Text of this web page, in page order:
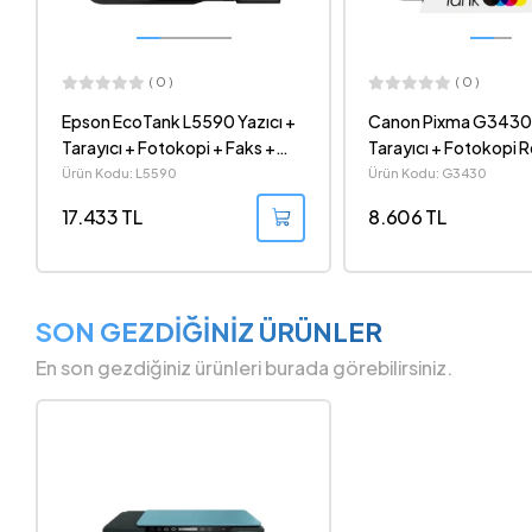
( 0 )
Canon Pixma G3430 Wi-Fi +
Tarayıcı + Fotokopi Renkli Çok
Fonksiyonlu Mürekkep Tanklı
Ürün Kodu: G3430
8.606 TL
( 0 )
HP Smart Tank 670
Tarayıcı Wi-Fi
Püskürtmeli Tanklı All
Ürün Kodu: 6UU48A
14.785 TL
SON GEZDİĞİNİZ ÜRÜNLER
En son gezdiğiniz ürünleri burada görebilirsiniz.